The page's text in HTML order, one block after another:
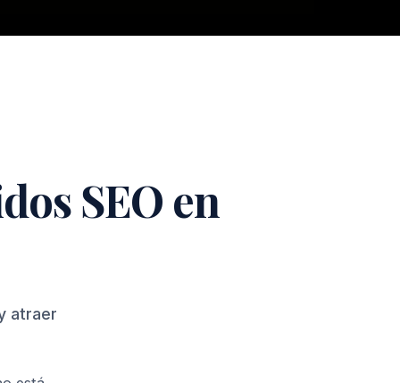
SEO en
atraer